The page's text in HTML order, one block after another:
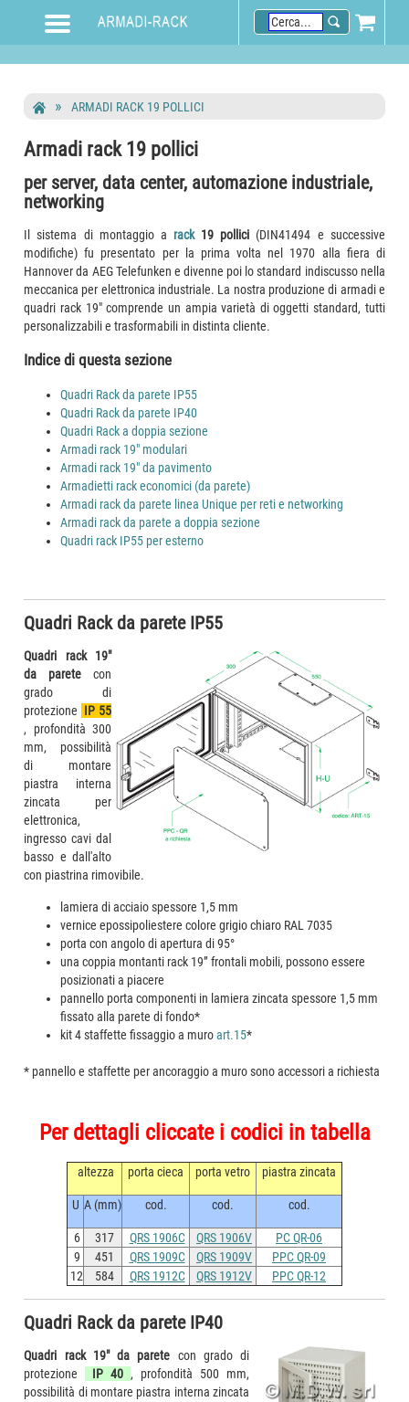
ARMADI RACK 19 POLLICI
Armadi rack 19 pollici
per server, data center, automazione industriale,
networking
Il sistema di montaggio a rack19 pollici (DIN41494 e successive
modifiche) fu presentato per la prima volta nel 1970 alla fiera di
Hannover da AEG Telefunken e divenne poi lo standard indiscusso nella
meccanica per elettronica industriale. La nostra produzione di armadi e
quadri rack 19" comprende un ampia varietà di oggetti standard, tutti
personalizzabili e trasformabili in distinta cliente.
Indice di questa sezione
Quadri Rack da parete IP55
Quadri Rack da parete IP40
Quadri Rack a doppia sezione
Armadi rack 19" modulari
Armadi rack 19" da pavimento
Armadietti rack economici (da parete)
Armadi rack da parete linea Unique per reti e networking
Armadi rack da parete a doppia sezione
Quadri rack IP55 per esterno
Quadri Rack da parete IP55
Quadri rack 19"
da parete con
grado di
protezione IP 55
, profondità 300
mm, possibilità
di montare
piastra interna
zincata per
elettronica,
ingresso cavi dal
basso e dall'alto
con piastrina rimovibile.
lamiera di acciaio spessore 1,5 mm
vernice epossipoliestere colore grigio chiaro RAL 7035
porta con angolo di apertura di 95°
una coppia montanti rack 19” frontali mobili, possono essere
posizionati a piacere
pannello porta componenti in lamiera zincata spessore 1,5 mm
fissato alla parete di fondo*
kit 4 staffette fissaggio a muroart.15*
* pannello e staffette per ancoraggio a muro sono accessori a richiesta
Per dettagli cliccate i codici in tabella
altezza porta cieca porta vetro piastra zincata
U A (mm) cod. cod. cod.
6 317 QRS 1906C QRS 1906V
PC QR-06
9
451 QRS 1909C QRS 1909V
PPC QR-09
12
584 QRS 1912C QRS 1912V PPC QR-12
Quadri Rack da parete IP40
Quadri rack 19" da parete con grado di
protezione
IP 40 , profondità 500 mm,
possibilità di montare piastra interna zincata